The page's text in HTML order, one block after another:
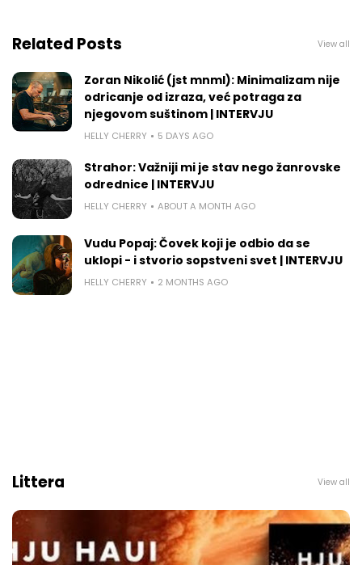
Related Posts View all
Zoran Nikolić (jst mnml): Minimalizam nije
odricanje od izraza, već potraga za
njegovom suštinom | INTERVJU
HELLY CHERRY 5 DAYS AGO
Strahor: Važniji mi je stav nego žanrovske
odrednice | INTERVJU
HELLY CHERRY ABOUT A MONTH AGO
Vudu Popaj: Čovek koji je odbio da se
uklopi - i stvorio sopstveni svet | INTERVJU
HELLY CHERRY 2 MONTHS AGO
Littera View all